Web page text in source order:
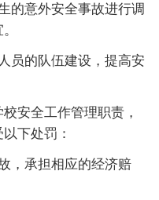
的意外安全事故进行调
员的队伍建设，提高安
安全工作管理职责，
下处罚：
，承担相应的经济赔